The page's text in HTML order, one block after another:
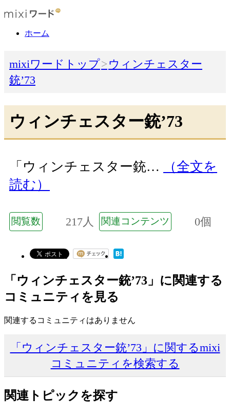
ホーム
mixiワードトップ
ウィンチェスター
銃’73
ウィンチェスター銃’73
「ウィンチェスター銃…
（全文を
読む）
閲覧数 217人 関連コンテンツ 0個
「ウィンチェスター銃’73」に関連する
コミュニティを見る
関連するコミュニティはありません
「ウィンチェスター銃’73」に関するmixi
コミュニティを検索する
関連トピックを探す